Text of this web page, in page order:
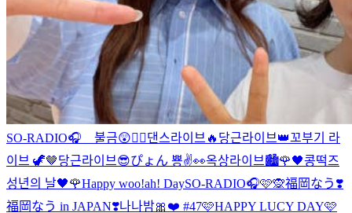
SO-RADIO🎧 불금😲❤️‍🔥댄스라이브🔥 당근라이브👑꼬부기 라
이브 🦖🤎당근라이브😎ぴょん 뿅✌️👀옥상라이브🏙️🌹🖤콩떡즈
성년의 날🖤🌹Happy woo!ah! DaySO-RADIO🎧🩷🙊福岡なう❣️
福岡なう in JAPAN❣️나나밤🎀❤️ #47🩷HAPPY LUCY DAY🩷